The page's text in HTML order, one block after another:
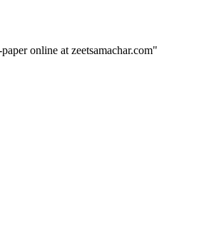
online at zeetsamachar.com"